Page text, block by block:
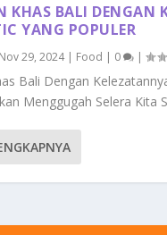
KHAS BALI DENGAN
YANG POPULER
Nov 29, 2024| Food | 0 |
Bali Dengan
Menggugah Selera Kita